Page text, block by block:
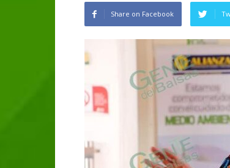
Share on Facebook